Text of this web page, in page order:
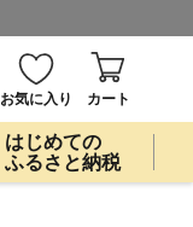
お気に入り カート
はじめての
ふるさと納税